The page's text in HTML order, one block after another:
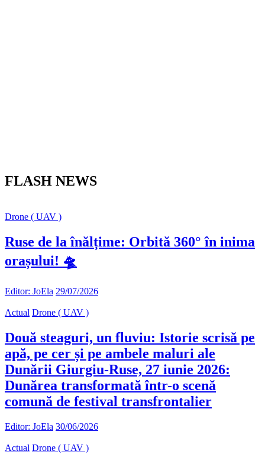
FLASH NEWS
Drone ( UAV )
Ruse de la înălțime: Orbită 360° în inima
orașului! 🛸
Editor: JoEla 29/07/2026
Actual Drone ( UAV )
Două steaguri, un fluviu: Istorie scrisă pe
apă, pe cer și pe ambele maluri ale
Dunării Giurgiu-Ruse, 27 iunie 2026:
Dunărea transformată într-o scenă
comună de festival transfrontalier
Editor: JoEla 30/06/2026
Actual Drone ( UAV )